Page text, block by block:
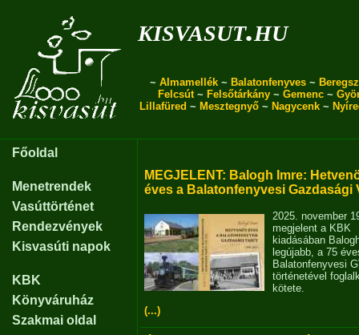
kisvasut.hu
~ Almamellék ~ Balatonfenyves ~
Felcsút~ Felsőtárkány ~ Gemenc ~
Lillafüred ~ Mesztegnyő ~ Nagycenk ~
Főoldal
Menetrendek
Vasúttörténet
Rendezvények
Kisvasúti napok
KBK
Könyváruház
Szakmai oldal
MEGJELENT: Balogh Imre:
éves a Balatonfenyvesi Gazdasági
2025. november
megjelent a KBK
kiadásában
legújabb, a 75
Balatonfenyvesi
történetével
kötete.
(...)